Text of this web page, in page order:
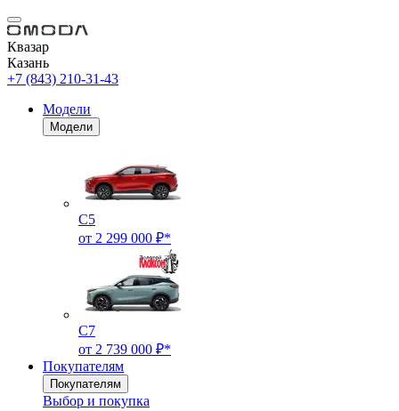
Квазар
Казань
+7 (843) 210-31-43
Модели
Модели
C5
от 2 299 000 ₽*
C7
от 2 739 000 ₽*
Покупателям
Покупателям
Выбор и покупка